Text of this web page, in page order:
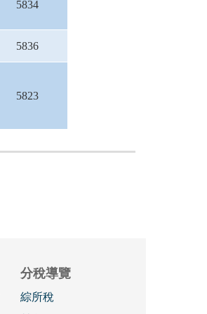
5834
5836
5823
分稅導覽
綜所稅